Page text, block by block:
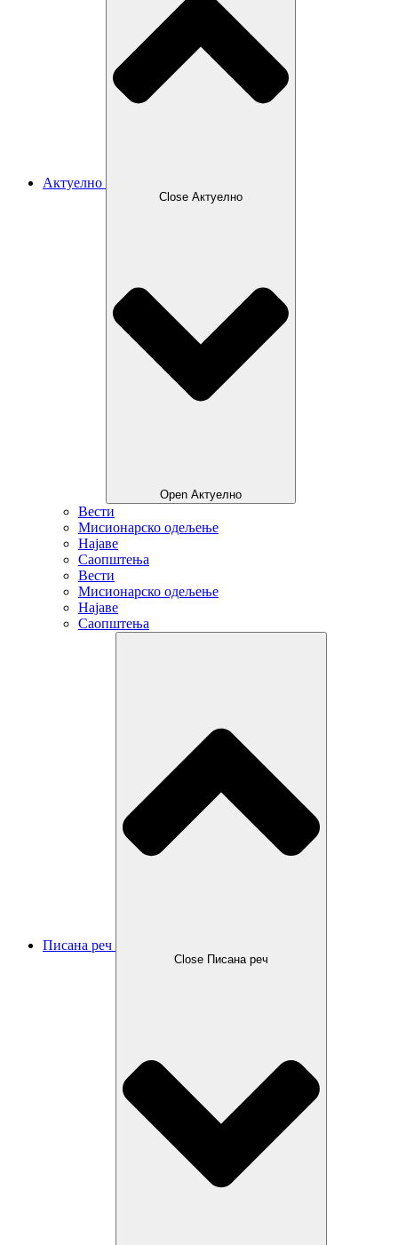
Актуелно
Close Актуелно
Open Актуелно
Вести
Мисионарско одељење
Најаве
Саопштења
Вести
Мисионарско одељење
Најаве
Саопштења
Писана реч
Close Писана реч